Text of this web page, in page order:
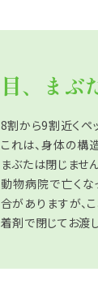
目、まぶ
8割から9割近くペ
これは、身体の構
まぶたは閉じません
動物病院で亡くな
合がありますが、
着剤で閉じてお渡